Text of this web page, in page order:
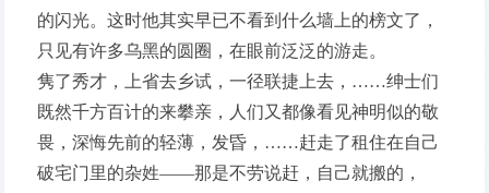
的闪光。这时他其实早已不看到什么墙上的榜文了，
只见有许多乌黑的圆圈，在眼前泛泛的游走。
隽了秀才，上省去乡试，一径联捷上去，……绅士们
既然千方百计的来攀亲，人们又都像看见神明似的敬
畏，深悔先前的轻薄，发昏，……赶走了租住在自己
破宅门里的杂姓——那是不劳说赶，自己就搬的，